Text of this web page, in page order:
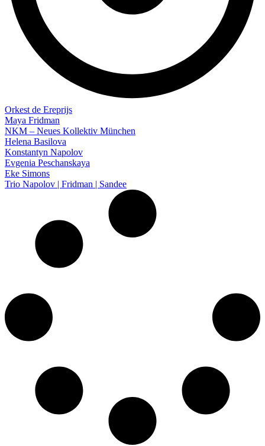
Orkest de Ereprijs
Maya Fridman
NKM – Neues Kollektiv München
Helena Basilova
Konstantyn Napolov
Evgenia Peschanskaya
Eke Simons
Trio Napolov | Fridman | Sandee